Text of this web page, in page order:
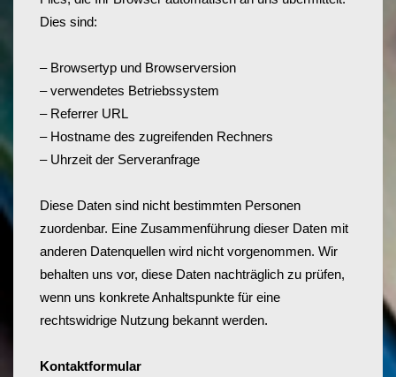
Dies sind:
– Browsertyp und Browserversion
– verwendetes Betriebssystem
– Referrer URL
– Hostname des zugreifenden Rechners
– Uhrzeit der Serveranfrage
Diese Daten sind nicht bestimmten Personen
zuordenbar. Eine Zusammenführung dieser Daten mit
anderen Datenquellen wird nicht vorgenommen. Wir
behalten uns vor, diese Daten nachträglich zu prüfen,
wenn uns konkrete Anhaltspunkte für eine
rechtswidrige Nutzung bekannt werden.
Kontaktformular